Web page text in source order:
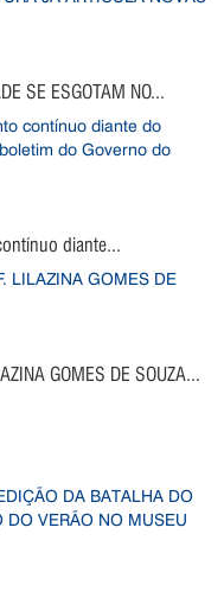
SE ESGOTAM NO...
diante...
GOMES DE SOUZA...